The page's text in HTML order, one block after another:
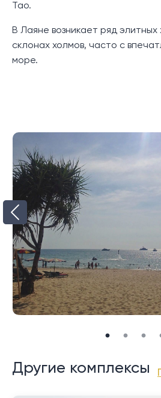
Тао.
В Лаяне возникает ряд
склонах холмов, часто с
море.
Другие комплексы